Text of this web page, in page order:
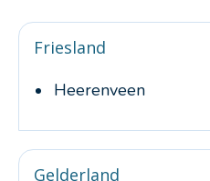
Friesland
Heerenveen
Gelderland